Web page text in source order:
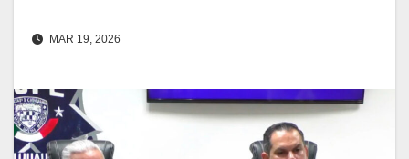
MAR 19, 2026